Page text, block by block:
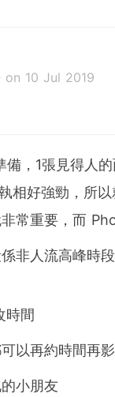
on 10 Jul 2019
媽媽。
備，1張見得人
相好強勁，所
常重要，而
非人流高峰時
時間
以再約時間再
小朋友